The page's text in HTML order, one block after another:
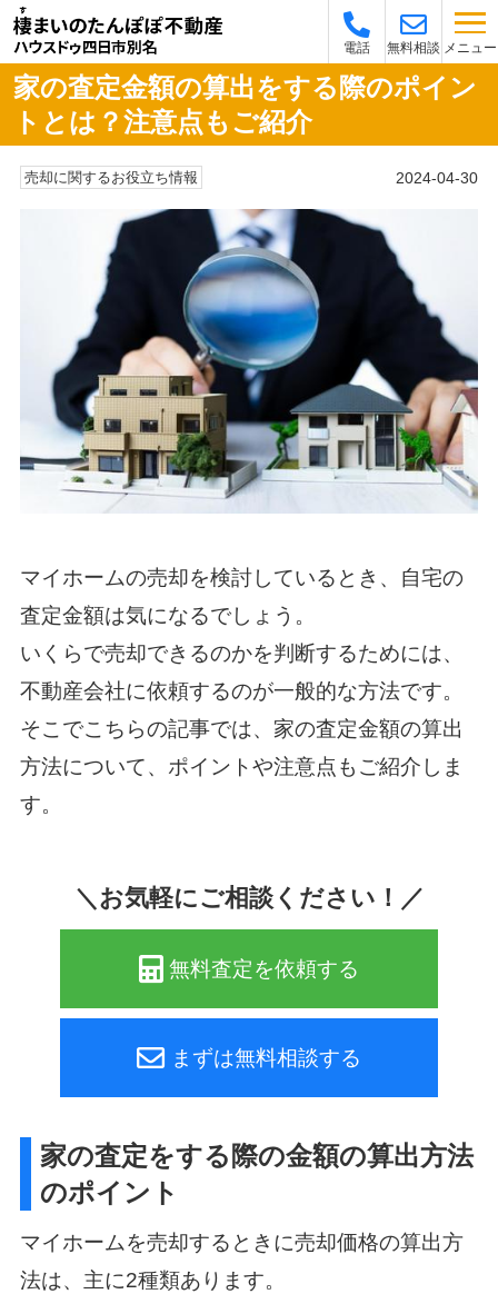
電話 無料相談 メニュー
家の査定金額の算出をする際のポイン
トとは？注意点もご紹介
売却に関するお役立ち情報 2024-04-30
マイホームの売却を検討しているとき、自宅の
査定金額は気になるでしょう。
いくらで売却できるのかを判断するためには、
不動産会社に依頼するのが一般的な方法です。
そこでこちらの記事では、家の査定金額の算出
方法について、ポイントや注意点もご紹介しま
す。
＼お気軽にご相談ください！／
無料査定を依頼する
まずは無料相談する
家の査定をする際の金額の算出方法
のポイント
マイホームを売却するときに売却価格の算出方
法は、主に2種類あります。